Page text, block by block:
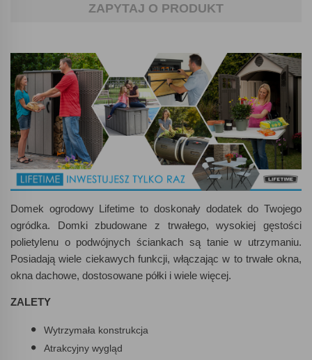
ZAPYTAJ O PRODUKT
Domek ogrodowy Lifetime to doskonały dodatek do Twojego
ogródka. Domki zbudowane z trwałego, wysokiej gęstości
polietylenu o podwójnych ściankach są tanie w utrzymaniu.
Posiadają wiele ciekawych funkcji, włączając w to trwałe okna,
okna dachowe, dostosowane półki i wiele więcej.
ZALETY
Wytrzymała konstrukcja
Atrakcyjny wygląd